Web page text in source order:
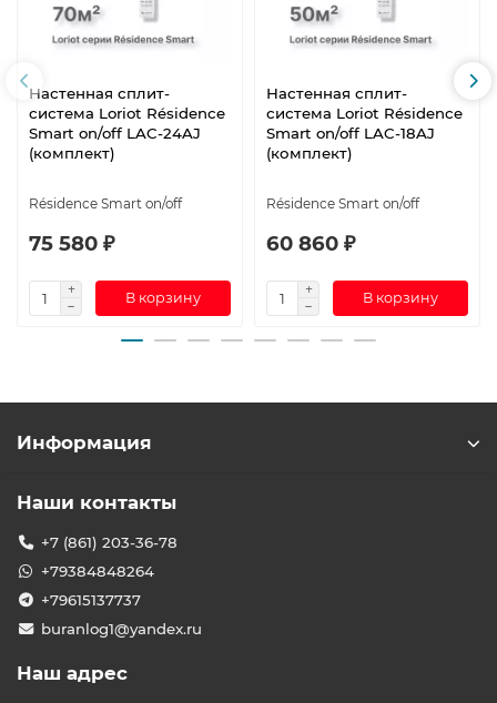
Настенная сплит-
система Loriot Résidence
Smart on/off LAC-24AJ
(комплект)
Résidence Smart on/off
75 580 ₽
В корзину
Настенная сплит-
система Loriot Résidence
Smart on/off LAC-18AJ
(комплект)
Résidence Smart on/off
60 860 ₽
В корзину
Информация
Наши контакты
+7 (861) 203-36-78
+79384848264
+79615137737
buranlog1@yandex.ru
Наш адрес